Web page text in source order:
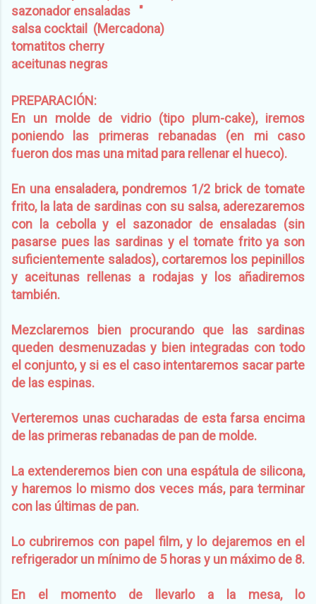
sazonador ensaladas "
salsa cocktail (Mercadona)
tomatitos cherry
aceitunas negras
PREPARACIÓN:
En un molde de vidrio (tipo plum-cake), iremos
poniendo las primeras rebanadas (en mi caso
fueron dos mas una mitad para rellenar el hueco).
En una ensaladera, pondremos 1/2 brick de tomate
frito, la lata de sardinas con su salsa, aderezaremos
con la cebolla y el sazonador de ensaladas (sin
pasarse pues las sardinas y el tomate frito ya son
suficientemente salados), cortaremos los pepinillos
y aceitunas rellenas a rodajas y los añadiremos
también.
Mezclaremos bien procurando que las sardinas
queden desmenuzadas y bien integradas con todo
el conjunto, y si es el caso intentaremos sacar parte
de las espinas.
Verteremos unas cucharadas de esta farsa encima
de las primeras rebanadas de pan de molde.
La extenderemos bien con una espátula de silicona,
y haremos lo mismo dos veces más, para terminar
con las últimas de pan.
Lo cubriremos con papel film, y lo dejaremos en el
refrigerador un mínimo de 5 horas y un máximo de 8.
En el momento de llevarlo a la mesa, lo